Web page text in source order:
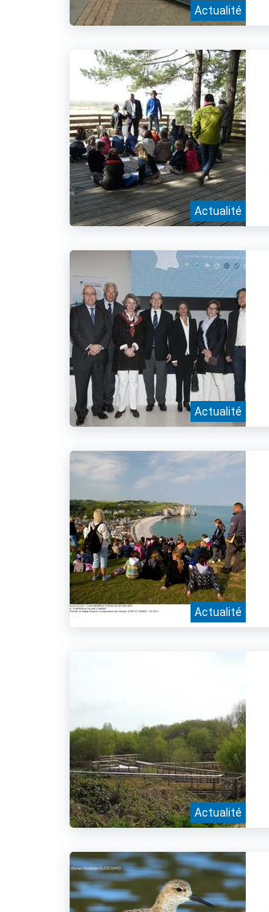
Actualité
Actualité
Actualité
Actualité
Actualité